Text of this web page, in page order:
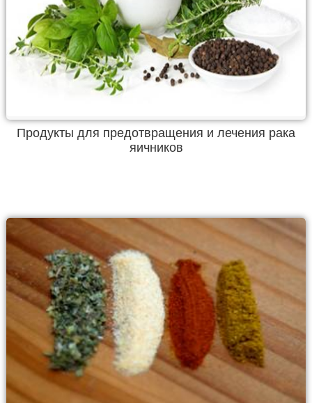
Продукты для предотвращения и лечения рака
яичников